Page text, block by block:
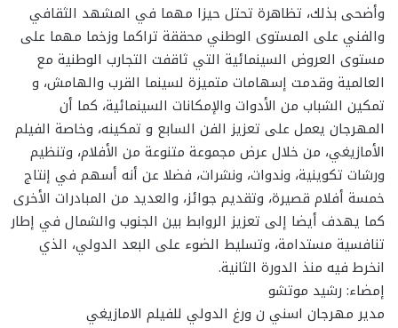
وأضحى بذلك، تظاهرة تحتل حيزا مهما في المشهد الثقافي
والفني على المستوى الوطني محققة تراكما وزخما مهما على
مستوى العروض السينمائية التي ثاقفت التجارب الوطنية مع
العالمية وقدمت إسهامات متميزة لسينما القرب والهامش، و
تمكين الشباب من الأدوات والإمكانات السينمائية، كما أن
المهرجان يعمل على تعزيز الفن السابع و تمكينه، وخاصة الفيلم
الأمازيغي، من خلال عرض مجموعة متنوعة من الأفلام، وتنظيم
ورشات تكوينية، وندوات، ونشرات، فضلا عن أنه أسهم في إنتاج
خمسة أفلام قصيرة، وتقديم جوائز، والعديد من المبادرات الأخرى
كما يهدف أيضا إلى تعزيز الروابط بين الجنوب والشمال في إطار
تنافسية مستدامة، وتسليط الضوء على البعد الدولي، الذي
انخرط فيه منذ الدورة الثانية.
إمضاء: رشيد موتشو
مدير مهرجان اسني ن ورغ الدولي للفيلم الامازيغي